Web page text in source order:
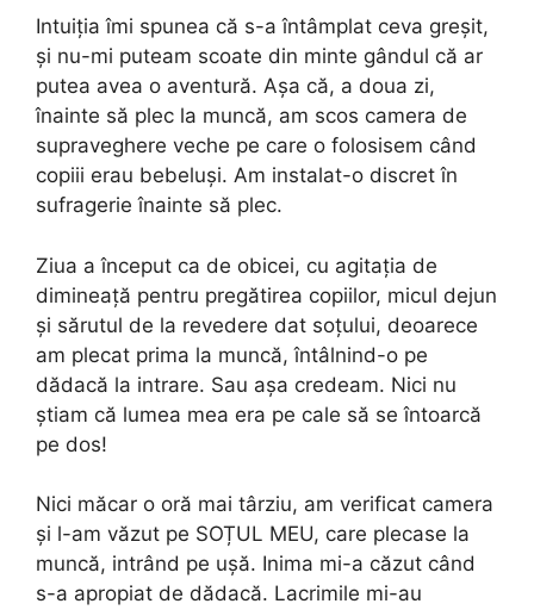
Intuiția îmi spunea că s-a întâmplat ceva greșit,
și nu-mi puteam scoate din minte gândul că ar
putea avea o aventură. Așa că, a doua zi,
înainte să plec la muncă, am scos camera de
supraveghere veche pe care o folosisem când
copiii erau bebeluși. Am instalat-o discret în
sufragerie înainte să plec.
Ziua a început ca de obicei, cu agitația de
dimineață pentru pregătirea copiilor, micul dejun
și sărutul de la revedere dat soțului, deoarece
am plecat prima la muncă, întâlnind-o pe
dădacă la intrare. Sau așa credeam. Nici nu
știam că lumea mea era pe cale să se întoarcă
pe dos!
Nici măcar o oră mai târziu, am verificat camera
și l-am văzut pe SOȚUL MEU, care plecase la
muncă, intrând pe ușă. Inima mi-a căzut când
s-a apropiat de dădacă. Lacrimile mi-au